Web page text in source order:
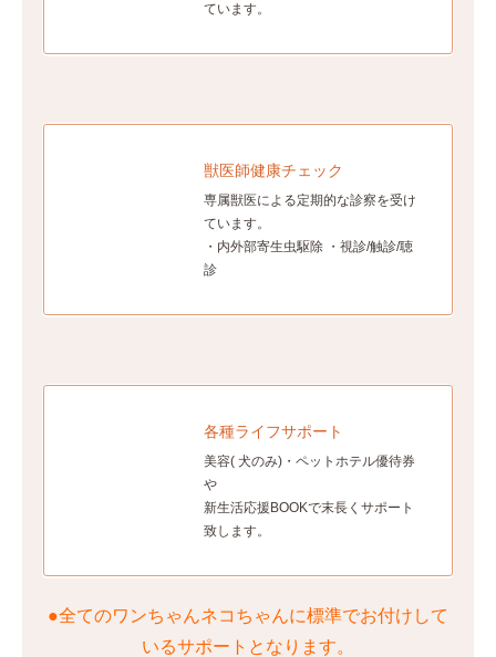
ています。
獣医師健康チェック
専属獣医による定期的な診察を受け
ています。
・内外部寄生虫駆除 ・視診/触診/聴
診
各種ライフサポート
美容( 犬のみ)・ペットホテル優待券
や
新生活応援BOOKで末長くサポート
致します。
●全てのワンちゃんネコちゃんに標準でお付けして
いるサポートとなります。